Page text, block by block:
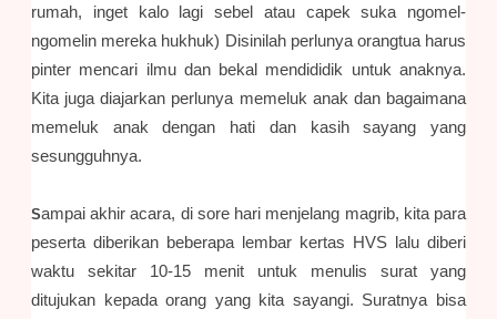
rumah, inget kalo lagi sebel atau capek suka ngomel-
ngomelin mereka hukhuk) Disinilah perlunya orangtua harus
pinter mencari ilmu dan bekal mendididik untuk anaknya.
Kita juga diajarkan perlunya memeluk anak dan bagaimana
memeluk anak dengan hati dan kasih sayang yang
sesungguhnya.
Sampai akhir acara, di sore hari menjelang magrib, kita para
peserta diberikan beberapa lembar kertas HVS lalu diberi
waktu sekitar 10-15 menit untuk menulis surat yang
ditujukan kepada orang yang kita sayangi. Suratnya bisa